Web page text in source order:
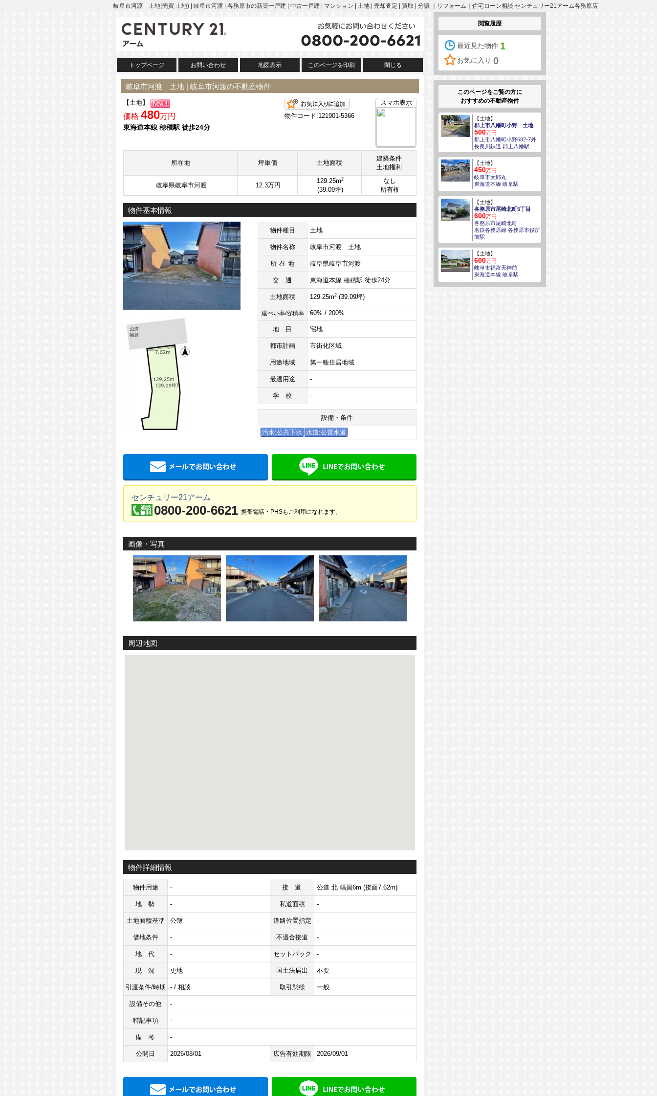
岐阜市河渡 土地(売買 土地) | 岐阜市河渡 | 各務原市の新築一戸建 | 中古一戸建 | マンション | 土地 | 売却査定 | 買取 | 分譲 ｜リフォーム｜住宅ローン相談|センチュリー21アーム各務原店
トップページ お問い合わせ 地図表示 このページを印刷 閉じる
岐阜市河渡 土地 | 岐阜市河渡の不動産物件
【土地】
価格 480万円
東海道本線 穂積駅 徒歩24分
スマホ表示
お気に入りに追加
物件コード:121901-5366
所在地 坪単価 土地面積
建築条件
土地権利
岐阜県岐阜市河渡 12.3万円
129.25m2
(39.09坪)
なし
所有権
物件基本情報
物件種目 土地
物件名称 岐阜市河渡 土地
所在地 岐阜県岐阜市河渡
交通 東海道本線 穂積駅 徒歩24分
土地面積 129.25m2 (39.09坪)
建ぺい率/容積率 60% / 200%
地目 宅地
都市計画 市街化区域
用途地域 第一種住居地域
最適用途 -
学校 -
設備・条件
汚水:公共下水 水道:公営水道
メールでお問い合わせ
センチュリー21アーム
0800-200-6621 携帯電話・PHSもご利用になれます。
画像・写真
周辺地図
物件詳細情報
物件用途 - 接道 公道 北 幅員6m (接面7.62m)
地勢 - 私道面積 -
土地面積基準 公簿 道路位置指定 -
借地条件 - 不適合接道 -
地代 - セットバック -
現況 更地 国土法届出 不要
引渡条件/時期 - / 相談 取引態様 一般
設備その他 -
特記事項 -
備考 -
公開日 2026/08/01 広告有効期限 2026/09/01
メールでお問い合わせ
閲覧履歴
最近見た物件 1
お気に入り 0
このページをご覧の方に
おすすめの不動産物件
【土地】
郡上市八幡町小野 土地
500万円
郡上市八幡町小野682-7外
長良川鉄道 郡上八幡駅
【土地】
450万円
岐阜市太郎丸
東海道本線 岐阜駅
【土地】
各務原市尾崎北町5丁目
600万円
各務原市尾崎北町
名鉄各務原線 各務原市役所
前駅
【土地】
600万円
岐阜市福富天神前
東海道本線 岐阜駅